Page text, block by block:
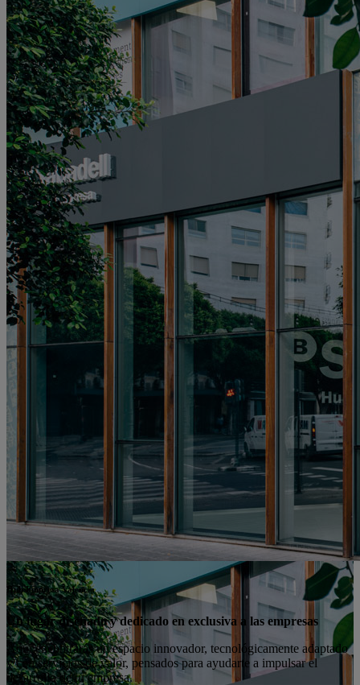
Hub Empresa Valencia
Un lugar diseñado y dedicado en exclusiva a las empresas
Aquí encontrarás un espacio innovador, tecnológicamente adaptado
y con servicios de valor, pensados para ayudarte a impulsar el
desarrollo de tu empresa.